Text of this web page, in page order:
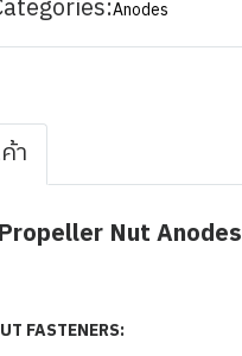
Anodes
า
Nut Anodes
FASTENERS: